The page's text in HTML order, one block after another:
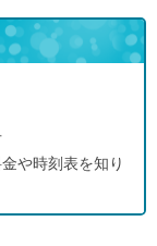
や時刻表を知り